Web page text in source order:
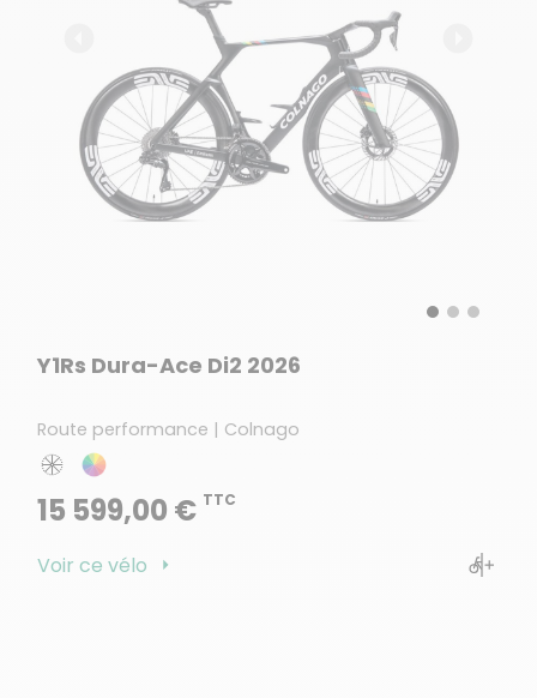
Y1Rs Dura-Ace Di2 2026
Route performance | Colnago
15 599,00 € TTC
Voir ce vélo